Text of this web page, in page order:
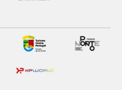
de certo tipo de Cookies e
ter impacto na sua
Website e nos serviços